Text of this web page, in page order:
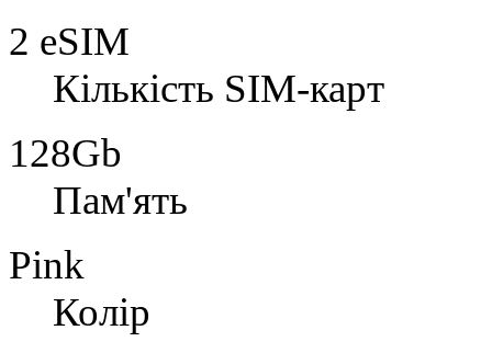
2 eSIM
Кількість SIM-карт
128Gb
Пам'ять
Pink
Колір